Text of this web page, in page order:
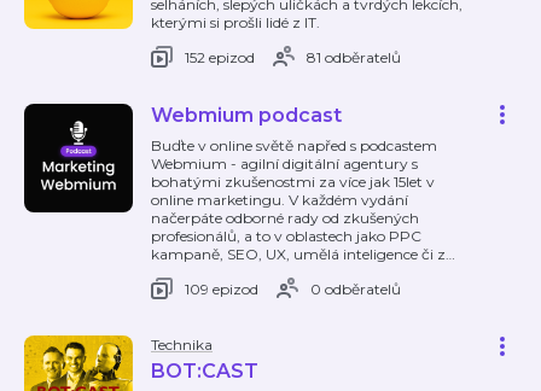
selháních, slepých uličkách a tvrdých lekcích,
kterými si prošli lidé z IT.
152 epizod
81 odběratelů
Webmium podcast
Buďte v online světě napřed s podcastem
Webmium - agilní digitální agentury s
bohatými zkušenostmi za více jak 15let v
online marketingu. V každém vydání
načerpáte odborné rady od zkušených
profesionálů, a to v oblastech jako PPC
kampaně, SEO, UX, umělá inteligence či z…
109 epizod
0 odběratelů
Technika
BOT:CAST